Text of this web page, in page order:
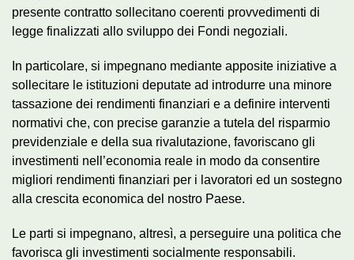
presente contratto sollecitano coerenti provvedimenti di
legge finalizzati allo sviluppo dei Fondi negoziali.
In particolare, si impegnano mediante apposite iniziative a
sollecitare le istituzioni deputate ad introdurre una minore
tassazione dei rendimenti finanziari e a definire interventi
normativi che, con precise garanzie a tutela del risparmio
previdenziale e della sua rivalutazione, favoriscano gli
investimenti nell’economia reale in modo da consentire
migliori rendimenti finanziari per i lavoratori ed un sostegno
alla crescita economica del nostro Paese.
Le parti si impegnano, altresì, a perseguire una politica che
favorisca gli investimenti socialmente responsabili.